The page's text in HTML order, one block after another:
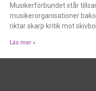
Musikerförbundet står
musikerorganisationer
riktar skarp kritik mot
Läs mer »